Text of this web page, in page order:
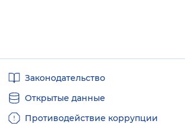
ссылкиЗаконодательство
Открытые данные
Противодействие коррупции